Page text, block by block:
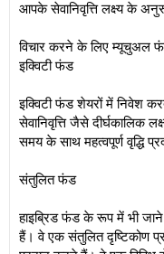
आपके सेवानिवृत्ति लक्ष्य के
विचार करने के लिए म्यूचुअल
इक्विटी फंड
इक्विटी फंड शेयरों में निवेश
सेवानिवृत्ति जैसे दीर्घकालिक
समय के साथ महत्वपूर्ण वृद्धि
संतुलित फंड
हाइब्रिड फंड के रूप में भी
हैं। वे एक संतुलित दृष्टिकोण